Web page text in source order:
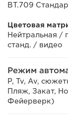
BT.709
Цветовая
Нейтральная /
станд. / видео
Режим
P, Tv, Av,
Пляж, Закат,
Фейерверк)